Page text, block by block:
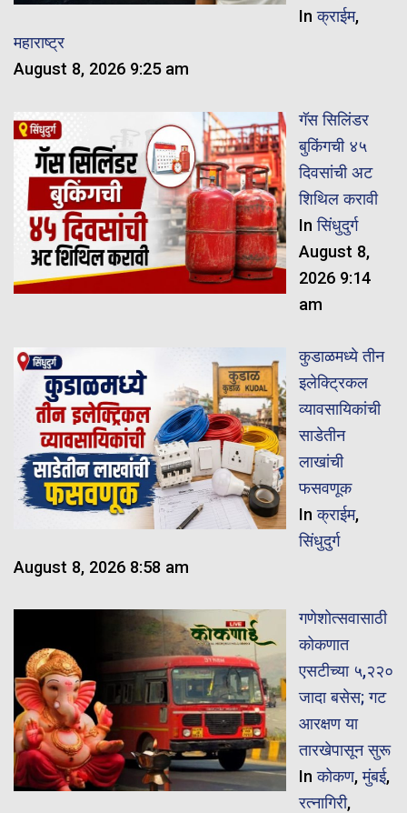
Inक्राईम,
महाराष्ट्र
August 8, 2026 9:25 am
गॅस सिलिंडर
बुकिंगची ४५
दिवसांची अट
शिथिल करावी
Inसिंधुदुर्ग
August 8,
2026 9:14
am
कुडाळमध्ये तीन
इलेक्ट्रिकल
व्यावसायिकांची
साडेतीन
लाखांची
फसवणूक
Inक्राईम,
सिंधुदुर्ग
August 8, 2026 8:58 am
गणेशोत्सवासाठी
कोकणात
एसटीच्या ५,२२०
जादा बसेस; गट
आरक्षण या
तारखेपासून सुरू
Inकोकण,मुंबई,
रत्नागिरी,